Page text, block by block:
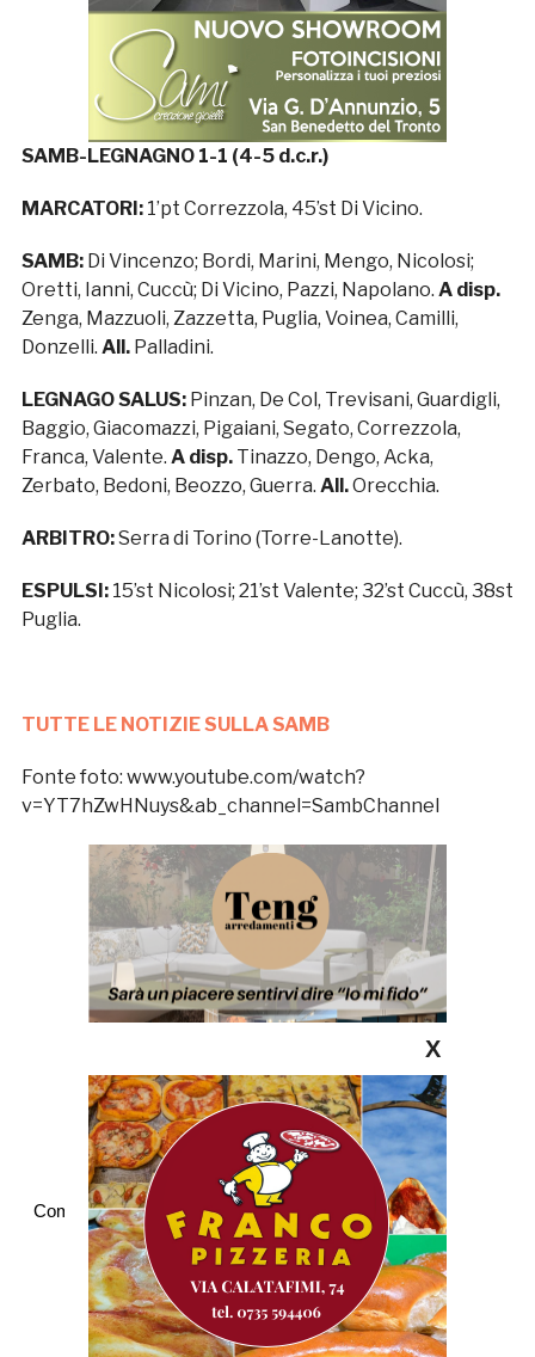
SAMB-LEGNAGNO 1-1 (4-5 d.c.r.)
MARCATORI:1’pt Correzzola, 45’st Di Vicino.
SAMB: Di Vincenzo; Bordi, Marini, Mengo, Nicolosi;
Oretti, Ianni, Cuccù; Di Vicino, Pazzi, Napolano. A disp.
Zenga, Mazzuoli, Zazzetta, Puglia, Voinea, Camilli,
Donzelli. All.Palladini.
LEGNAGO SALUS:Pinzan, De Col, Trevisani, Guardigli,
Baggio, Giacomazzi, Pigaiani, Segato, Correzzola,
Franca, Valente. A disp.Tinazzo, Dengo, Acka,
Zerbato, Bedoni, Beozzo, Guerra. All.Orecchia.
ARBITRO:Serra di Torino (Torre-Lanotte).
ESPULSI:15’st Nicolosi; 21’st Valente; 32’st Cuccù, 38st
Puglia.
TUTTE LE NOTIZIE SULLA SAMB
Fonte foto: www.youtube.com/watch?
v=YT7hZwHNuys&ab_channel=SambChannel
Commenti
X